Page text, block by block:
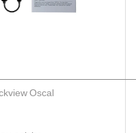
Oscal